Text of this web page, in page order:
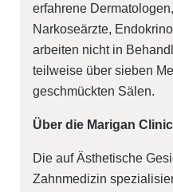
erfahrene
Narkoseärzte,
arbeiten nicht in
teilweise über sieben
geschmückten Sälen.
Über die Marigan
Die auf Ästhetische
Zahnmedizin